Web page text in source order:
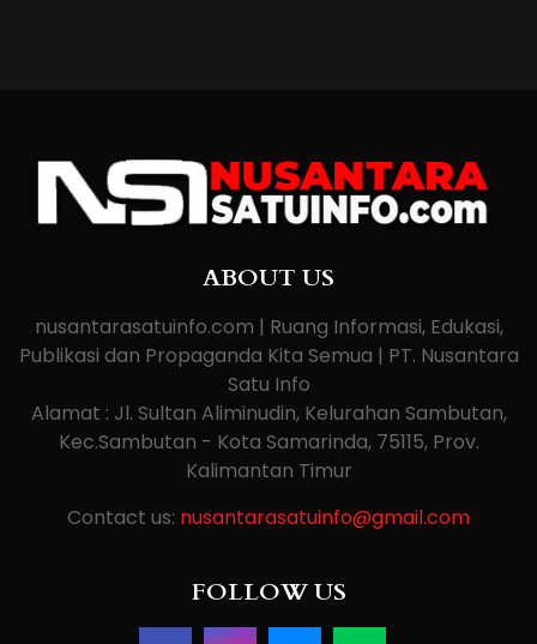
ABOUT US
nusantarasatuinfo.com | Ruang Informasi, Edukasi,
Publikasi dan Propaganda Kita Semua | PT. Nusantara
Satu Info
Alamat : Jl. Sultan Aliminudin, Kelurahan Sambutan,
Kec.Sambutan - Kota Samarinda, 75115, Prov.
Kalimantan Timur
Contact us: nusantarasatuinfo@gmail.com
FOLLOW US